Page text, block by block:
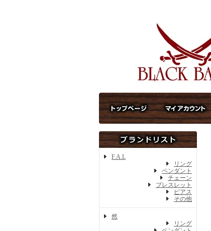
F.A.L
リング
ペンダント
チェーン
ブレスレット
ピアス
その他
然
リング